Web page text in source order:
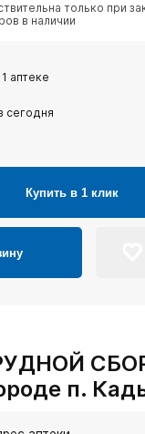
только при
в наличии
аптеке
сегодня
Купить в 1 клик
п.